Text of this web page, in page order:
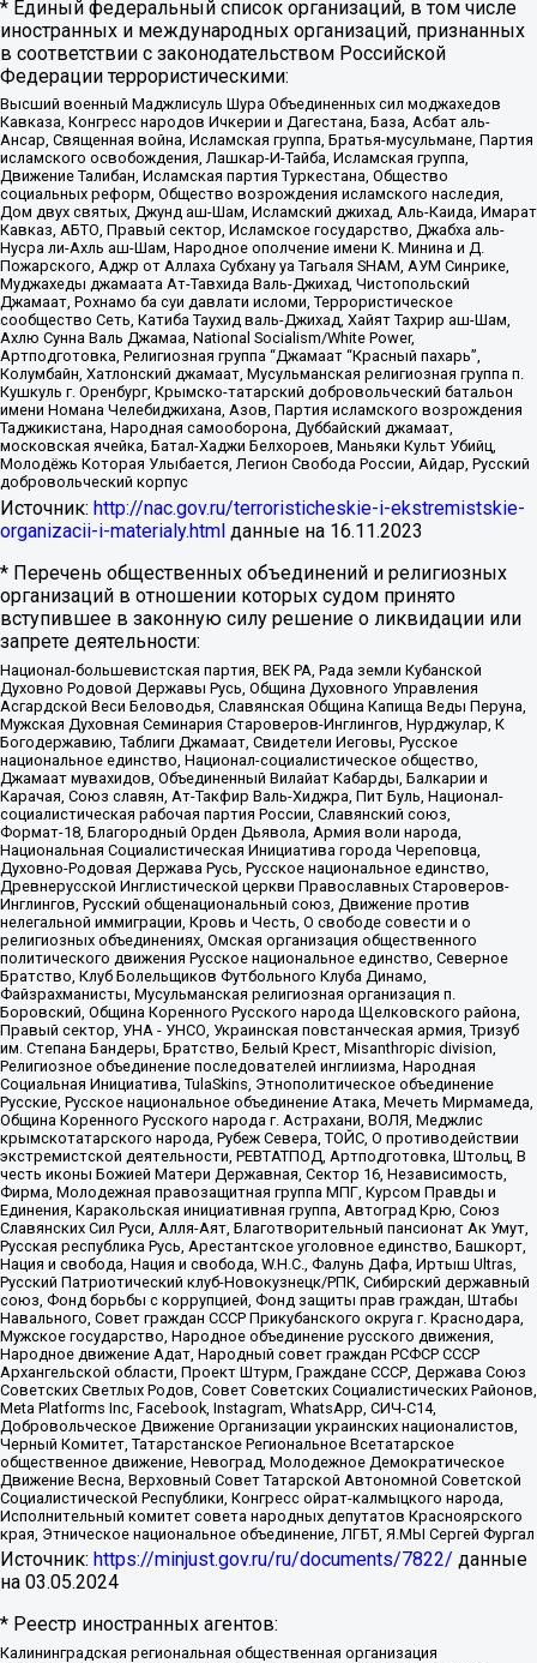
* Единый федеральный список организаций, в том числе
иностранных и международных организаций, признанных
в соответствии с законодательством Российской
Федерации террористическими:
Высший военный Маджлисуль Шура Объединенных сил моджахедов
Кавказа, Конгресс народов Ичкерии и Дагестана, База, Асбат аль-
Ансар, Священная война, Исламская группа, Братья-мусульмане, Партия
исламского освобождения, Лашкар-И-Тайба, Исламская группа,
Движение Талибан, Исламская партия Туркестана, Общество
социальных реформ, Общество возрождения исламского наследия,
Дом двух святых, Джунд аш-Шам, Исламский джихад, Аль-Каида, Имарат
Кавказ, АБТО, Правый сектор, Исламское государство, Джабха аль-
Нусра ли-Ахль аш-Шам, Народное ополчение имени К. Минина и Д.
Пожарского, Аджр от Аллаха Субхану уа Тагьаля SHAM, АУМ Синрике,
Муджахеды джамаата Ат-Тавхида Валь-Джихад, Чистопольский
Джамаат, Рохнамо ба суи давлати исломи, Террористическое
сообщество Сеть, Катиба Таухид валь-Джихад, Хайят Тахрир аш-Шам,
Ахлю Сунна Валь Джамаа, National Socialism/White Power,
Артподготовка, Религиозная группа “Джамаат “Красный пахарь”,
Колумбайн, Хатлонский джамаат, Мусульманская религиозная группа п.
Кушкуль г. Оренбург, Крымско-татарский добровольческий батальон
имени Номана Челебиджихана, Азов, Партия исламского возрождения
Таджикистана, Народная самооборона, Дуббайский джамаат,
московская ячейка, Батал-Хаджи Белхороев, Маньяки Культ Убийц,
Молодёжь Которая Улыбается, Легион Свобода России, Айдар, Русский
добровольческий корпус
Источник: http://nac.gov.ru/terroristicheskie-i-ekstremistskie-
organizacii-i-materialy.html данные на 16.11.2023
* Перечень общественных объединений и религиозных
организаций в отношении которых судом принято
вступившее в законную силу решение о ликвидации или
запрете деятельности:
Национал-большевистская партия, ВЕК РА, Рада земли Кубанской
Духовно Родовой Державы Русь, Община Духовного Управления
Асгардской Веси Беловодья, Славянская Община Капища Веды Перуна,
Мужская Духовная Семинария Староверов-Инглингов, Нурджулар, К
Богодержавию, Таблиги Джамаат, Свидетели Иеговы, Русское
национальное единство, Национал-социалистическое общество,
Джамаат мувахидов, Объединенный Вилайат Кабарды, Балкарии и
Карачая, Союз славян, Ат-Такфир Валь-Хиджра, Пит Буль, Национал-
социалистическая рабочая партия России, Славянский союз,
Формат-18, Благородный Орден Дьявола, Армия воли народа,
Национальная Социалистическая Инициатива города Череповца,
Духовно-Родовая Держава Русь, Русское национальное единство,
Древнерусской Инглистической церкви Православных Староверов-
Инглингов, Русский общенациональный союз, Движение против
нелегальной иммиграции, Кровь и Честь, О свободе совести и о
религиозных объединениях, Омская организация общественного
политического движения Русское национальное единство, Северное
Братство, Клуб Болельщиков Футбольного Клуба Динамо,
Файзрахманисты, Мусульманская религиозная организация п.
Боровский, Община Коренного Русского народа Щелковского района,
Правый сектор, УНА - УНСО, Украинская повстанческая армия, Тризуб
им. Степана Бандеры, Братство, Белый Крест, Misanthropic division,
Религиозное объединение последователей инглиизма, Народная
Социальная Инициатива, TulaSkins, Этнополитическое объединение
Русские, Русское национальное объединение Атака, Мечеть Мирмамеда,
Община Коренного Русского народа г. Астрахани, ВОЛЯ, Меджлис
крымскотатарского народа, Рубеж Севера, ТОЙС, О противодействии
экстремистской деятельности, РЕВТАТПОД, Артподготовка, Штольц, В
честь иконы Божией Матери Державная, Сектор 16, Независимость,
Фирма, Молодежная правозащитная группа МПГ, Курсом Правды и
Единения, Каракольская инициативная группа, Автоград Крю, Союз
Славянских Сил Руси, Алля-Аят, Благотворительный пансионат Ак Умут,
Русская республика Русь, Арестантское уголовное единство, Башкорт,
Нация и свобода, Нация и свобода, W.H.С., Фалунь Дафа, Иртыш Ultras,
Русский Патриотический клуб-Новокузнецк/РПК, Сибирский державный
союз, Фонд борьбы с коррупцией, Фонд защиты прав граждан, Штабы
Навального, Совет граждан СССР Прикубанского округа г. Краснодара,
Мужское государство, Народное объединение русского движения,
Народное движение Адат, Народный совет граждан РСФСР СССР
Архангельской области, Проект Штурм, Граждане СССР, Держава Союз
Советских Светлых Родов, Совет Советских Социалистических Районов,
Meta Platforms Inc, Facebook, Instagram, WhatsApp, СИЧ-С14,
Добровольческое Движение Организации украинских националистов,
Черный Комитет, Татарстанское Региональное Всетатарское
общественное движение, Невоград, Молодежное Демократическое
Движение Весна, Верховный Совет Татарской Автономной Советской
Социалистической Республики, Конгресс ойрат-калмыцкого народа,
Исполнительный комитет совета народных депутатов Красноярского
края, Этническое национальное объединение, ЛГБТ, Я.МЫ Сергей Фургал
Источник: https://minjust.gov.ru/ru/documents/7822/ данные
на 03.05.2024
* Реестр иностранных агентов:
Калининградская региональная общественная организация "Экозащита!-Женсовет", Фонд содействия защите прав и свобод граждан "Общественный вердикт", Фонд "Институт Развития Свободы Информации", Частное учреждение "Информационное агентство МЕМО. РУ", Региональная общественная организация "Общественная комиссия по сохранению наследия академика Сахарова", Фонд поддержки свободы прессы, Санкт-Петербургская общественная правозащитная организация "Гражданский контроль", Межрегиональная общественная организация "Информационно-просветительский центр "Мемориал", Региональный Фонд "Центр Защиты Прав Средств Массовой Информации", с 05.12.2023 Фонд "Центр Защиты Прав Средств массовой информации", Региональная общественная благотворительная организация помощи беженцам и мигрантам "Гражданское содействие", Негосударственное образовательное учреждение дополнительного профессионального образования (повышение квалификации) специалистов "АКАДЕМИЯ ПО ПРАВАМ ЧЕЛОВЕКА", Свердловская региональная общественная организация "Сутяжник", Автономная некоммерческая организация "Центр независимых социологических исследований", Союз общественных объединений "Российский исследовательский центр по правам человека", Региональное общественное учреждение научно-информационный центр "МЕМОРИАЛ", Некоммерческая организация "Фонд защиты гласности", Автономная некоммерческая организация "Институт прав человека", Городская общественная организация "Екатеринбургское общество "МЕМОРИАЛ", Городская общественная организация "Рязанское историко-просветительское и правозащитное общество "Мемориал" (Рязанский Мемориал), Челябинский региональный орган общественной самодеятельности – женское общественное объединение "Женщины Евразии", Челябинский региональный орган общественной самодеятельности "Уральская правозащитная группа", Фонд содействия защите здоровья и социальной справедливости имени Андрея Рылькова, Автономная Некоммерческая Организация "Аналитический Центр Юрия Левады", Автономная некоммерческая организация социальной поддержки населения "Проект Апрель", Региональная общественная организация помощи женщинам и детям, находящимся в кризисной ситуации "Информационно-методический центр "Анна", Фонд содействия развитию массовых коммуникаций и правовому просвещению "Так-так-Так", Фонд содействия устойчивому развитию "Серебряная тайга", Свердловский региональный общественный фонд социальных проектов "Новое время", "Idel.Реалии", Кавказ.Реалии, Крым.Реалии, Телеканал Настоящее Время, Татаро-башкирская служба Радио Свобода (Azatliq Radiosi), Радио Свободная Европа/Радио Свобода (PCE/PC), "Сибирь.Реалии", "Фактограф", Благотворительный фонд помощи осужденным и их семьям, Автономная некоммерческая организация "Институт глобализации и социальных движений", Фонд "В защиту прав заключенных", Частное учреждение "Центр поддержки и содействия развитию средств массовой информации", Пензенский региональный общественный благотворительный фонд "Гражданский союз", "Север.Реалии", Некоммерческая организация Фонд "Правовая инициатива", Общество с ограниченной ответственностью "Радио Свободная Европа/Радио Свобода", Чешское информационное агентство "MEDIUM-ORIENT", Красноярская региональная общественная организация "Мы против СПИДа", Камалягин Денис Николаевич, Маркелов Сергей Евгеньевич, Пономарев Лев Александрович, Савицкая Людмила Алексеевна, Автономная некоммерческая организация "Центр по работе с проблемой насилия "НАСИЛИЮ.НЕТ", Межрегиональный профессиональный союз работников здравоохранения "Альянс врачей", Юридическое лицо, зарегистрированное в Латвийской Республике, SIA "Medusa Project" (регистрационный номер 40103797863, дата регистрации 10.06.2014), Некоммерческая организация "Фонд по борьбе с коррупцией", Автономная некоммерческая организация "Институт права и публичной политики", Баданин Роман Сергеевич, Гликин Максим Александрович, Железнова Мария Михайловна, Лукьянова Юлия Сергеевна, Маетная Елизавета Витальевна, Маняхин Петр Борисович, Чуракова Ольга Владимировна, Ярош Юлия Петровна, Юридическое лицо "The Insider SIA", зарегистрированное в Риге, Латвийская Республика (дата регистрации 26.06.2015), являющееся администратором доменного имени интернет-издания "The Insider SIA", https://theins.ru, Постернак Алексей Евгеньевич, Рубин Михаил Аркадьевич, Анин Роман Александрович, Юридическое лицо Istories fonds, зарегистрированное в Латвийской Республике (регистрационный номер 50008295751, дата регистрации 24.02.2020), Великовский Дмитрий Александрович, Долинина Ирина Николаевна, Мароховская Алеся Алексеевна, Шлейнов Роман Юрьевич, Шмагун Олеся Валентиновна, Общество с ограниченной ответственностью "Альтаир 2021", Общество с ограниченной ответственностью "Вега 2021", Общество с ограниченной ответственностью "Главный редактор 2021", Общество с ограниченной ответственностью "Ромашки монолит", Важенков Артем Валерьевич, Ивановская областная общественная организация "Центр гендерных исследований", Гурман Юрий Альбертович, Медиапроект "ОВД-Инфо", Егоров Владимир Владимирович, Жилинский Владимир Александрович, Общество с ограниченной ответственностью "ЗП", Иванова София Юрьевна, Карезина Инна Павловна, Кильтау Екатерина Викторовна, Петров Алексей Викторович, Пискунов Сергей Евгеньевич, Смирнов Сергей Сергеевич, Тихонов Михаил Сергеевич, Общество с ограниченной ответственностью "ЖУРНАЛИСТ-ИНОСТРАННЫЙ АГЕНТ", Арапова Галина Юрьевна, Вольтская Татьяна Анатольевна, Американская компания "Mason G.E.S. Anonymous Foundation" (США), являющаяся владельцем интернет-издания https://mnews.world/, Компания "Stichting Bellingcat", зарегистрированная в Нидерландах (дата регистрации 11.07.2018), Захаров Андрей Вячеславович, Клепиковская Екатерина Дмитриевна, Общество с ограниченной ответственностью "МЕМО", Перл Роман Александрович, Симонов Евгений Алексеевич, Соловьева Елена Анатольевна, Сотников Даниил Владимирович, Сурначева Елизавета Дмитриевна, Автономная некоммерческая организация по защите прав человека и информированию населения "Якутия – Наше Мнение", Общество с ограниченной ответственностью "Москоу диджитал медиа", с 26.01.2023 Общество с ограниченной ответственностью "Чайка Белые сады", Ветошкина Валерия Валерьевна, Заговора Максим Александрович, Межрегиональное общественное движение "Российская ЛГБТ - сеть", Оленичев Максим Владимирович, Павлов Иван Юрьевич, Скворцова Елена Сергеевна, Общество с ограниченной ответственностью "Как бы инагент", Кочетков Игорь Викторович, Общество с ограниченной ответственностью "Честные выборы", Еланчик Олег Александрович, Общество с ограниченной ответственностью "Нобелевский призыв", Гималова Регина Эмилевна, Григорьев Андрей Валерьевич, Григорьева Алина Александровна, Ассоциация по содействию защите прав призывников, альтернативнослужащих и военнослужащих "Правозащитная группа "Гражданин.Армия.Право", Хисамова Регина Фаритовна, Автономная некоммерческая организация по реализации социально-правовых программ "Лилит", Дальневосточное общественное движение "Маяк", Санкт-Петербургская ЛГБТ-инициативная группа "Выход", Инициативная группа ЛГБТ+ "Реверс", Алексеев Андрей Викторович, Бекбулатова Таисия Львовна, Беляев Иван Михайлович, Владыкина Елена Сергеевна, Гельман Марат Александрович, Никульшина Вероника Юрьевна, Толоконникова Надежда Андреевна, Шендерович Виктор Анатольевич, Общество с ограниченной ответственностью "Данное сообщение", Общество с ограниченной ответственностью Издательский дом "Новая глава", Айнбиндер Александра Александровна, Московский комьюнити-центр для ЛГБТ+инициатив, Благотворительный фонд развития филантропии, Deutsche Welle (Германия, Kurt-Schumacher-Strasse 3, 53113 Bonn), Борзунова Мария Михайловна, Воробьев Виктор Викторович, Голубева Анна Львовна, Константинова Алла Михайловна, Малкова Ирина Владимировна, Мурадов Мурад Абдулгалимович, Осетинская Елизавета Николаевна, Понасенков Евгений Николаевич, Ганапольский Матвей Юрьевич, Киселев Евгений Алексеевич, Борухович Ирина Григорьевна, Дремин Иван Тимофеевич, Дубровский Дмитрий Викторович, Красноярская региональная общественная организация поддержки и развития альтернативных образовательных технологий и межкультурных коммуникаций "ИНТЕРРА", Маяковская Екатерина Алексеевна, Фейгин Марк Захарович, Филимонов Андрей Викторович, Дзугкоева Регина Николаевна, Доброхотов Роман Александрович, Дудь Юрий Александрович, Елкин Сергей Владимирович, Кругликов Кирилл Игоревич, Сабунаева Мария Леонидовна, Семенов Алексей Владимирович, Шаинян Карен Багратович, Шульман Екатерина Михайловна, Асафьев Артур Валерьевич, Вахштайн Виктор Семенович, Венедиктов Алексей Алексеевич, Лушникова Екатерина Евгеньевна, Волков Леонид Михайлович, Невзоров Александр Глебович, Пархоменко Сергей Борисович, Сироткин Ярослав Николаевич, Кара-Мурза Владимир Владимирович, Баранова Наталья Владимировна, Гозман Леонид Яковлевич, Кагарлицкий Борис Юльевич, Климарев Михаил Валерьевич, Милов Владимир Станиславович, Автономная некоммерческая организация Краснодарский центр современного искусства "Типография", Моргенштерн Алишер Тагирович, Соболь Любовь Эдуардовна, Общество с ограниченной ответственностью "ЛИЗА НОРМ", Каспаров Гарри Кимович, Ходорковский Михаил Борисович, Общество с ограниченной ответственностью "Апрельские тезисы", Данилович Ирина Брониславовна, Кашин Олег Владимирович, Петров Николай Владимирович, Пивоваров Алексей Владимирович, Соколов Михаил Владимирович, Цветкова Юлия Владимировна, Чичваркин Евгений Александрович, Комитет против пыток/Команда против пыток, Общество с ограниченной ответственностью "Первый научный", Общество с ограниченной ответственностью "Вертолет и ко", Белоцерковская Вероника Борисовна, Кац Максим Евгеньевич, Лазарева Татьяна Юрьевна, Шаведдинов Руслан Табризович, Яшин Илья Валерьевич, Общество с ограниченной ответственностью "Иноагент ААВ", Алешковский Дмитрий Петрович, Альбац Евгения Марковна, Быков Дмитрий Львович, Галямина Юлия Евгеньевна, Лойко Сергей Леонидович, Мартынов Кирилл Константинович, Медведев Сергей Александрович, Крашенинников Федор Геннадиевич, Гордеева Катерина Вл